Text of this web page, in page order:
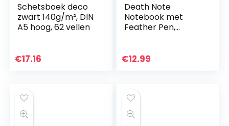
Schetsboek deco
zwart 140g/m², DIN
A5 hoog, 62 vellen
€17.16
Death Note
Notebook met
Feather Pen,
Cosplay Notebook,
€12.99